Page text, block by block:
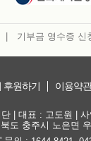
기부금 영수증 신
후원하기 이용약관
| 대표 : 고도원 |
도 충주시 노은면